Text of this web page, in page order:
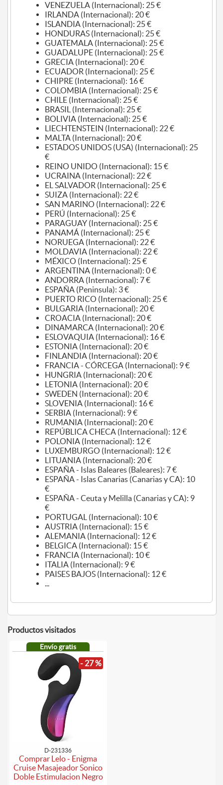
VENEZUELA (Internacional): 25 €
IRLANDA (Internacional): 20 €
ISLANDIA (Internacional): 25 €
HONDURAS (Internacional): 25 €
GUATEMALA (Internacional): 25 €
GUADALUPE (Internacional): 25 €
GRECIA (Internacional): 20 €
ECUADOR (Internacional): 25 €
CHIPRE (Internacional): 16 €
COLOMBIA (Internacional): 25 €
CHILE (Internacional): 25 €
BRASIL (Internacional): 25 €
BOLIVIA (Internacional): 25 €
LIECHTENSTEIN (Internacional): 22 €
MALTA (Internacional): 20 €
ESTADOS UNIDOS (USA) (Internacional): 25
€
REINO UNIDO (Internacional): 15 €
UCRAINA (Internacional): 22 €
EL SALVADOR (Internacional): 25 €
SUIZA (Internacional): 22 €
SAN MARINO (Internacional): 22 €
PERÚ (Internacional): 25 €
PARAGUAY (Internacional): 25 €
PANAMÁ (Internacional): 25 €
NORUEGA (Internacional): 22 €
MOLDAVIA (Internacional): 22 €
MÉXICO (Internacional): 25 €
ARGENTINA (Internacional): 0 €
ANDORRA (Internacional): 7 €
ESPAÑA (Peninsula): 3 €
PUERTO RICO (Internacional): 25 €
BULGARIA (Internacional): 20 €
CROACIA (Internacional): 20 €
DINAMARCA (Internacional): 20 €
ESLOVAQUIA (Internacional): 16 €
ESTONIA (Internacional): 20 €
FINLANDIA (Internacional): 20 €
FRANCIA - CÓRCEGA (Internacional): 9 €
HUNGRIA (Internacional): 20 €
LETONIA (Internacional): 20 €
SWEDEN (Internacional): 20 €
SLOVENIA (Internacional): 16 €
SERBIA (Internacional): 9 €
RUMANIA (Internacional): 20 €
REPÚBLICA CHECA (Internacional): 12 €
POLONIA (Internacional): 12 €
LUXEMBURGO (Internacional): 12 €
LITUANIA (Internacional): 20 €
ESPAÑA - Islas Baleares (Baleares): 7 €
ESPAÑA - Islas Canarias (Canarias y CA): 10
€
ESPAÑA - Ceuta y Melilla (Canarias y CA): 9
€
PORTUGAL (Internacional): 10 €
AUSTRIA (Internacional): 15 €
ALEMANIA (Internacional): 12 €
BELGICA (Internacional): 15 €
FRANCIA (Internacional): 10 €
ITALIA (Internacional): 9 €
PAISES BAJOS (Internacional): 12 €
...
Productos visitados
Envío gratis
- 27 %
D-231336
Comprar Lelo - Enigma
Cruise Masajeador Sonico
Doble Estimulacion Negro